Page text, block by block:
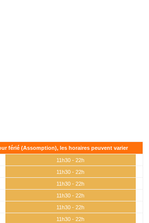
férié (Assomption), les horaires peuvent varier
11h30 - 22h
11h30 - 22h
11h30 - 22h
11h30 - 22h
11h30 - 22h
11h30 - 22h